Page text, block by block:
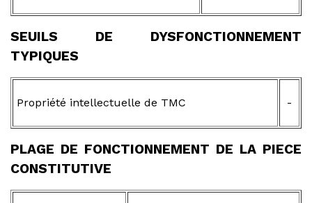
SEUILS DE DYSFONCTIONNEMENT
TYPIQUES
Propriété intellectuelle de TMC -
PLAGE DE FONCTIONNEMENT DE LA PIECE
CONSTITUTIVE